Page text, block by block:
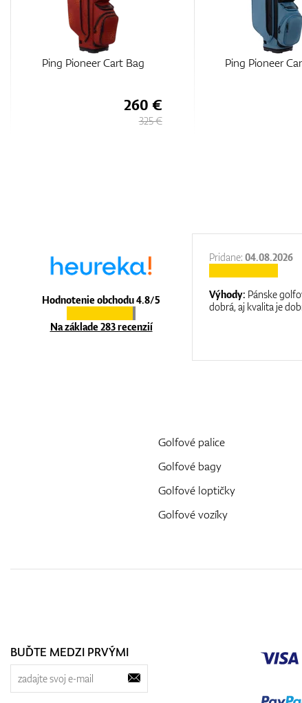
Ping Pioneer Cart Bag
260 €
325 €
Ping Traverse
Hodnotenie obchodu 4.8/5
Na základe 283 recenzií
It is a great shop where they help you
Pridane:04.08.2026
Výhody: Pánske
dobrá, aj kvalita je
Golfové palice
Golfové bagy
Golfové loptičky
Golfové vozíky
BUĎTE MEDZI PRVÝMI